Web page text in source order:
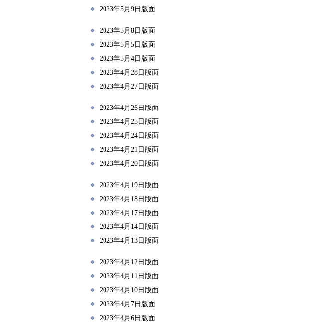
2023年5月9日版面
2023年5月8日版面
2023年5月5日版面
2023年5月4日版面
2023年4月28日版面
2023年4月27日版面
2023年4月26日版面
2023年4月25日版面
2023年4月24日版面
2023年4月21日版面
2023年4月20日版面
2023年4月19日版面
2023年4月18日版面
2023年4月17日版面
2023年4月14日版面
2023年4月13日版面
2023年4月12日版面
2023年4月11日版面
2023年4月10日版面
2023年4月7日版面
2023年4月6日版面